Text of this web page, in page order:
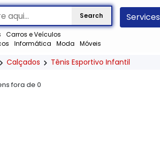
Search
Carros e Veículos
Informática Moda Móveis
Services
Calçados Tênis Esportivo Infantil
fora de 0